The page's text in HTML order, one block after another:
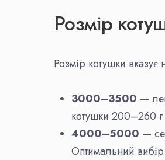
Розмір
Розмір котушки
3000–3500 —
котушки 200–260 г
4000–5000 —
Оптимальний